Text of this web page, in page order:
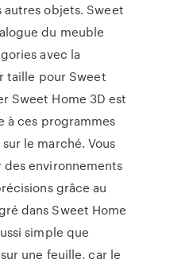
objets. Sweet
du meuble
avec la
taille pour Sweet
Sweet Home 3D est
à ces programmes
le marché. Vous
environnements
grâce au
dans Sweet Home
simple que
une feuille, car le